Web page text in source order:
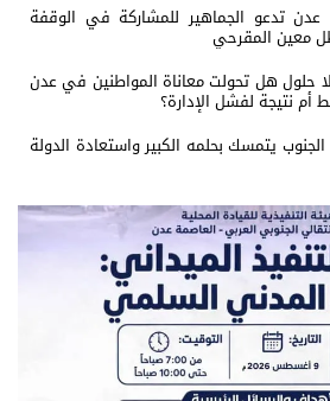
عدن تدعو الجماهير للمشاركة في الوقفة
معين المقرحي
بلا حلول هل تحولت معاناة المواطنين في عدن
نتيجة لفشل الإدارة؟
يتمسك بحلمه الكبير واستعادة الدولة